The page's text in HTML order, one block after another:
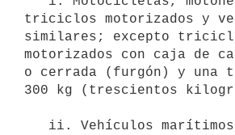
triciclos motorizados y
similares; excepto
motorizados con caja de
o cerrada (furgón) y una
300 kg (trescientos